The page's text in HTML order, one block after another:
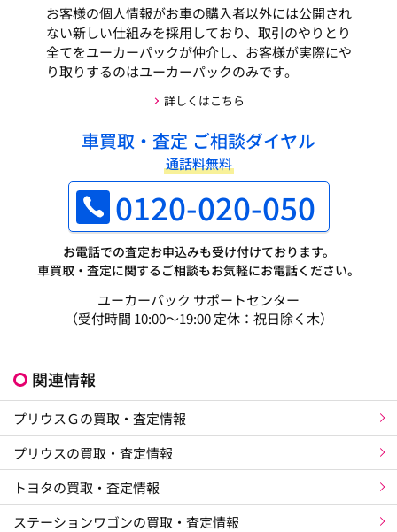
お客様の個人情報がお車の購入者以外には公開され
ない新しい仕組みを採用しており、取引のやりとり
全てをユーカーパックが仲介し、お客様が実際にや
り取りするのはユーカーパックのみです。
詳しくはこちら
車買取・査定 ご相談ダイヤル
通話料無料
0120-020-050
お電話での査定お申込みも受け付けております。
車買取・査定に関するご相談もお気軽にお電話ください。
ユーカーパック サポートセンター
（受付時間 10:00～19:00 定休：祝日除く木）
関連情報
プリウスＧの買取・査定情報
プリウスの買取・査定情報
トヨタの買取・査定情報
ステーションワゴンの買取・査定情報